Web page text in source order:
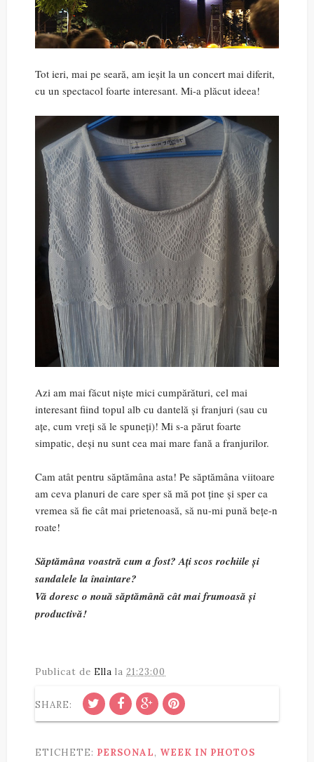
Tot ieri, mai pe seară, am ieșit la un concert mai diferit,
cu un spectacol foarte interesant. Mi-a plăcut ideea!
Azi am mai făcut niște mici cumpărături, cel mai
interesant fiind topul alb cu dantelă și franjuri (sau cu
ațe, cum vreți să le spuneți)! Mi s-a părut foarte
simpatic, deși nu sunt cea mai mare fană a franjurilor.
Cam atât pentru săptămâna asta! Pe săptămâna viitoare
am ceva planuri de care sper să mă pot ține și sper ca
vremea să fie cât mai prietenoasă, să nu-mi pună bețe-n
roate!
Săptămâna voastră cum a fost? Ați scos rochiile și
sandalele la înaintare?
Vă doresc o nouă săptămână cât mai frumoasă și
productivă!
Publicat de Ella la 21:23:00
SHARE:
ETICHETE: PERSONAL, WEEK IN PHOTOS